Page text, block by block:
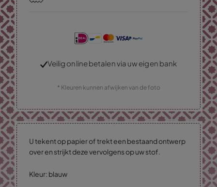
Veilig online betalen via uw eigen bank
* Kleuren kunnen afwijken van de foto
U tekent op papier of trekt een bestaand ontwerp
over en strijkt deze vervolgens op uw stof.
Kleur: blauw